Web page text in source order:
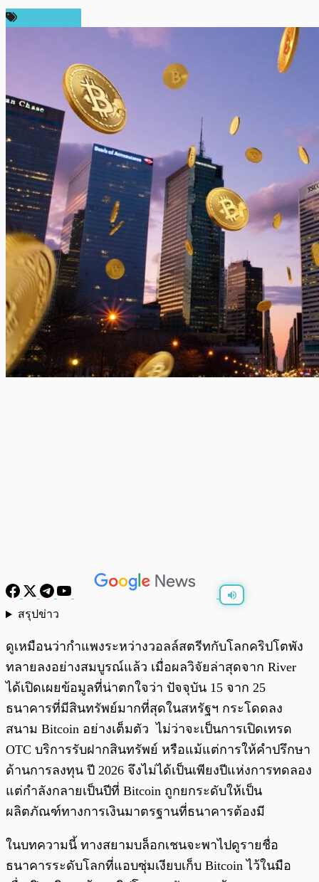
สรุปข่าว
ดูเหมือนว่ากำแพงระหว่างวอลล์สตรีทกับโลกคริปโตพัง
ทลายลงอย่างสมบูรณ์แล้ว เมื่อผลวิจัยล่าสุดจาก River
ได้เปิดเผยข้อมูลที่น่าตกใจว่า ปัจจุบัน 15 จาก 25
ธนาคารที่มีสินทรัพย์มากที่สุดในสหรัฐฯ กระโดดลง
สนาม Bitcoin อย่างเต็มตัว ไม่ว่าจะเป็นการเปิดเทรด
OTC บริการรับฝากสินทรัพย์ หรือแม้แต่การให้คำปรึกษา
ด้านการลงทุน ปี 2026 จึงไม่ได้เป็นเพียงปีแห่งการทดลอง
แต่กำลังกลายเป็นปีที่ Bitcoin ถูกยกระดับให้เป็น
ผลิตภัณฑ์ทางการเงินมาตรฐานที่ธนาคารต้องมี
ในบทความนี้ ทางสยามบล็อกเชนจะพาไปดูรายชื่อ
ธนาคารระดับโลกที่แอบซุ่มเงียบเก็บ Bitcoin ไว้ในมือ